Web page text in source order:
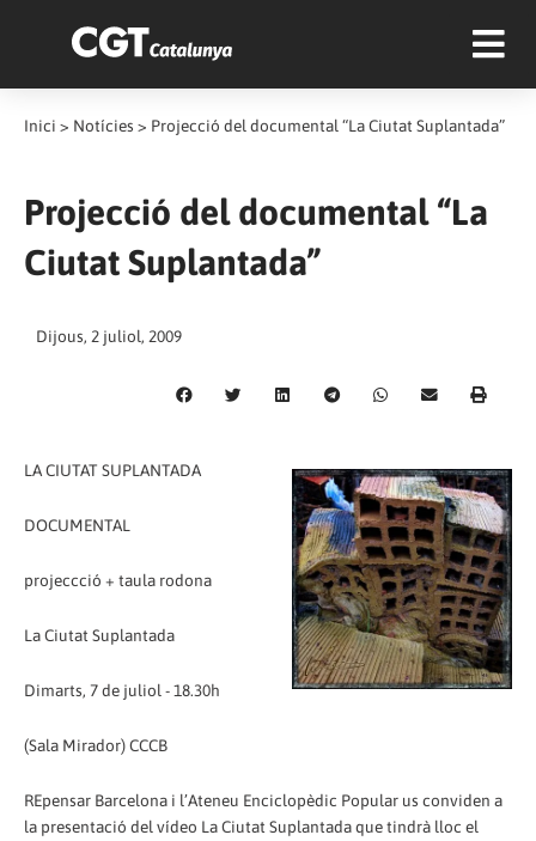
Inici > Notícies > Projecció del documental “La Ciutat Suplantada”
Projecció del documental “La
Ciutat Suplantada”
Dijous, 2 juliol, 2009
LA CIUTAT SUPLANTADA
DOCUMENTAL
projeccció + taula rodona
La Ciutat Suplantada
Dimarts, 7 de juliol - 18.30h
(Sala Mirador) CCCB
REpensar Barcelona i l’Ateneu Enciclopèdic Popular us conviden a
la presentació del vídeo La Ciutat Suplantada que tindrà lloc el